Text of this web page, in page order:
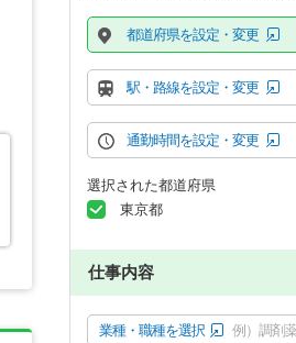
都道府県を設定・変更
駅・路線を設定・変更
通勤時間を設定・変更
選択された都道府県
東京都
仕事内容
業種・職種を選択 例）調剤